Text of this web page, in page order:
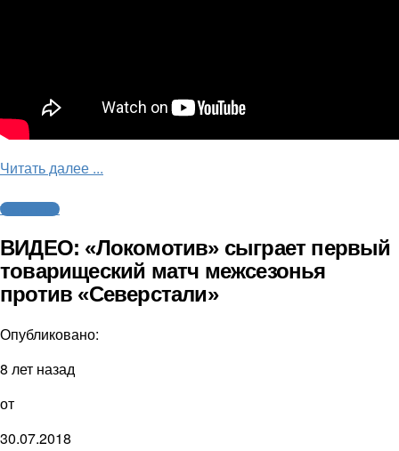
Читать далее ...
Трансляции
ВИДЕО: «Локомотив» сыграет первый
товарищеский матч межсезонья
против «Северстали»
Опубликовано:
8 лет назад
от
30.07.2018